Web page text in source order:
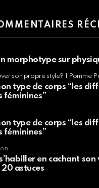
morphotype sur
son propre style? | Pomme
type de corps “les
féminines”
type de corps “les
féminines”
on
en cachant son
astuces